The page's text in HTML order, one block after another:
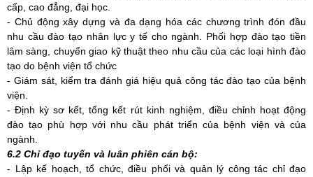
cấp, cao đẳng, đại học.
- Chủ động xây dựng và đa dạng hóa các chương trình đón đầu
nhu cầu đào tạo nhân lực y tế cho ngành. Phối hợp đào tạo tiền
lâm sàng, chuyển giao kỹ thuật theo nhu cầu của các loại hình đào
tạo do bệnh viện tổ chức
- Giám sát, kiểm tra đánh giá hiệu quả công tác đào tạo của bệnh
viện.
- Định kỳ sơ kết, tổng kết rút kinh nghiệm, điều chỉnh hoạt động
đào tạo phù hợp với nhu cầu phát triển của bệnh viện và của
ngành.
6.2 Chỉ đạo tuyến và luân phiên cán bộ:
- Lập kế hoạch, tổ chức, điều phối và quản lý công tác chỉ đạo